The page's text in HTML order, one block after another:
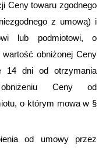
Ceny towaru zgodnego
z umową) i
lub podmiotowi, o
obniżonej Ceny
14 dni od otrzymania
Ceny od
o którym mowa w §
od umowy przez